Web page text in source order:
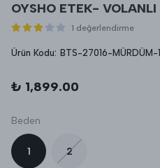
OYSHO ETEK- VOLANLI
1 değerlendirme
Ürün Kodu: BTS-27016-MÜRDÜM-1
₺ 1,899.00
Beden
1 2